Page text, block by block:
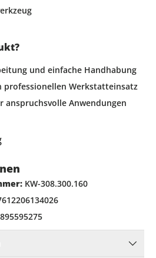
und einfache Handhabung
professionellen Werkstatteinsatz
anspruchsvolle Anwendungen
KW-308.300.160